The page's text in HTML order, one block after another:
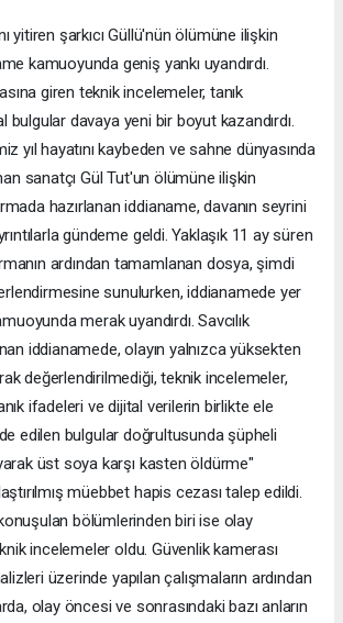
yitiren şarkıcı Güllü'nün ölümüne ilişkin
kamuoyunda geniş yankı uyandırdı.
giren teknik incelemeler, tanık
bulgular davaya yeni bir boyut kazandırdı.
yıl hayatını kaybeden ve sahne dünyasında
sanatçı Gül Tut'un ölümüne ilişkin
hazırlanan iddianame, davanın seyrini
gündeme geldi. Yaklaşık 11 ay süren
ardından tamamlanan dosya, şimdi
sunulurken, iddianamede yer
merak uyandırdı. Savcılık
iddianamede, olayın yalnızca yüksekten
değerlendirilmediği, teknik incelemeler,
ifadeleri ve dijital verilerin birlikte ele
edilen bulgular doğrultusunda şüpheli
üst soya karşı kasten öldürme"
müebbet hapis cezası talep edildi.
bölümlerinden biri ise olay
incelemeler oldu. Güvenlik kamerası
üzerinde yapılan çalışmaların ardından
olay öncesi ve sonrasındaki bazı anların